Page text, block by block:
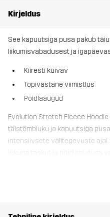
Kirjeldus
See kapuutsiga pusa pakub
liikumisvabadusest ja
Kiiresti kuivav
Topivastane viimistlus
Pöidlaaugud
Evolution Stretch Fleece
täistõmbluku ja kapuutsiga
intensiivsete välitegevuste ajal.
Fleece Hoodie on